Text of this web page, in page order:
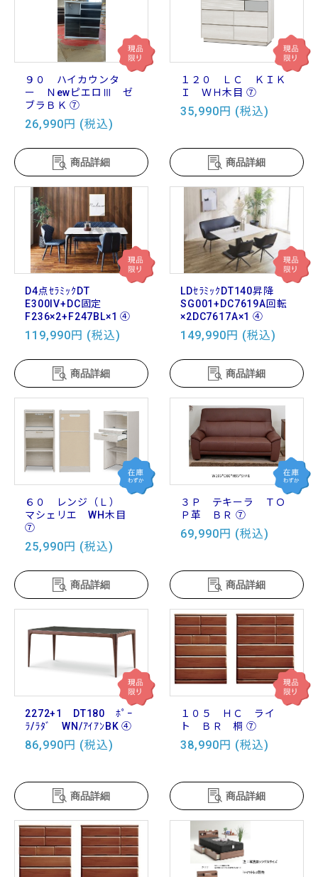
９０ ハイカウンタ
ー ＮewピエロⅢ ゼ
ブラＢＫ ⑦
26,990円 (税込)
商品詳細
１２０ ＬＣ ＫＩＫ
Ｉ ＷＨ木目 ⑦
35,990円 (税込)
商品詳細
D4点ｾﾗﾐｯｸDT
E300IV+DC固定
F236×2+F247BL×1 ④
119,990円 (税込)
商品詳細
LDｾﾗﾐｯｸDT140昇降
SG001+DC7619A回転
×2DC7617A×1 ④
149,990円 (税込)
商品詳細
６０ レンジ（Ｌ）
マシェリエ WH木目
⑦
25,990円 (税込)
商品詳細
３Ｐ テキーラ ＴＯ
Ｐ革 ＢＲ ⑦
69,990円 (税込)
商品詳細
2272+1 DT180 ﾎﾟｰ
ﾗ/ﾗﾀﾞ WN/ｱｲｱﾝBK ④
86,990円 (税込)
商品詳細
１０５ ＨＣ ライ
ト ＢＲ 桐 ⑦
38,990円 (税込)
商品詳細